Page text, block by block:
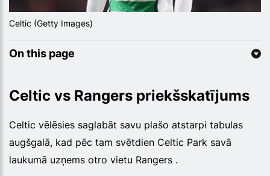
Celtic (Getty Images)
On this page
Celtic vs Rangers priekšskatījums
Celtic vēlēsies saglabāt savu plašo atstarpi tabulas
augšgalā, kad pēc tam svētdien Celtic Park savā
laukumā uzņems otro vietu Rangers .